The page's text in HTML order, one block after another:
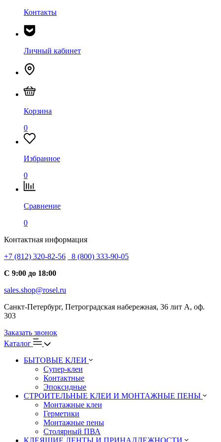
Контакты
Личный кабинет
Корзина
0
Избранное
0
Сравнение
0
Контактная информация
+7 (812) 320-82-56
8 (800) 333-90-05
С 9:00 до 18:00
sales.shop@rosel.ru
Санкт-Петербург, Петроградская набережная, 36 лит А, оф.
303
Заказать звонок
Каталог
БЫТОВЫЕ КЛЕИ
Супер-клеи
Контактные
Эпоксидные
СТРОИТЕЛЬНЫЕ КЛЕИ И МОНТАЖНЫЕ ПЕНЫ
Монтажные клеи
Герметики
Монтажные пены
Столярный ПВА